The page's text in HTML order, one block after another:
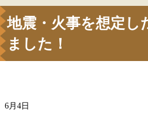
地震・火事を想定し
ました！
6月4日